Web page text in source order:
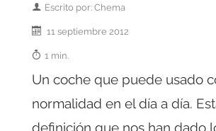
Escrito por: Chema
11 septiembre 2012
1 min.
Un coche que puede usado
normalidad en el día a día.
definición que nos han dado